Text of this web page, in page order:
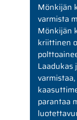
Mönkijän
varmista
Mönkijän
kriittinen
Laadukas
parantaa